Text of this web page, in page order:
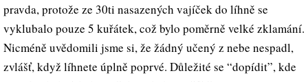
pravda, protože ze 30ti nasazených vajíček do líhně se
vyklubalo pouze 5 kuřátek, což bylo poměrně velké zklamání.
Nicméně uvědomili jsme si, že žádný učený z nebe nespadl,
zvlášť, když líhnete úplně poprvé. Důležité se “dopídit”, kde